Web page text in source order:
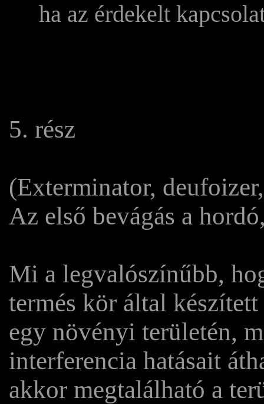
ha az érdekelt
5. rész
(Exterminator,
Az első bevágás a
Mi a legvalószínűbb,
termés kör által
egy növényi területén,
interferencia hatásait
akkor megtalálható a